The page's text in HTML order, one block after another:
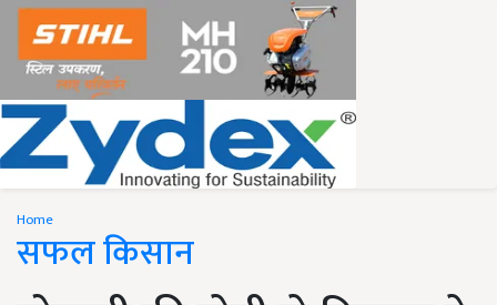
Home
सफल किसान